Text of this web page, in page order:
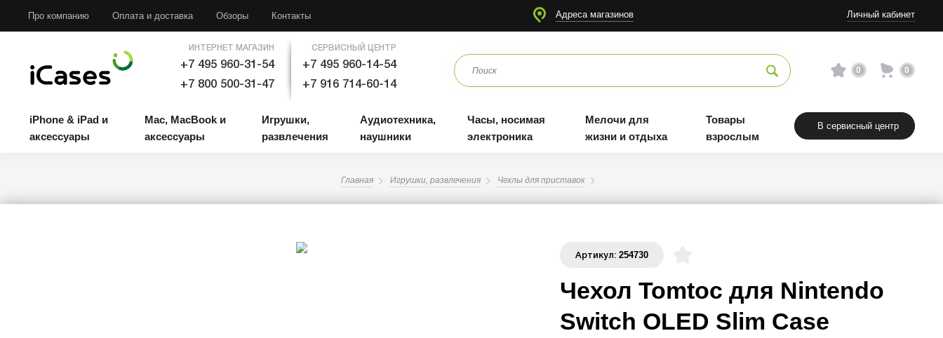
Про компанию Оплата и доставка Обзоры Контакты Адреса магазинов Личный кабинет
ИНТЕРНЕТ МАГАЗИН
+7 495 960-31-54
+7 800 500-31-47
СЕРВИСНЫЙ ЦЕНТР
+7 495 960-14-54
+7 916 714-60-14
0 0
iPhone & iPad и
аксессуары
Mac, MacBook и
аксессуары
Игрушки,
развлечения
Аудиотехника,
наушники
Часы, носимая
электроника
Мелочи для
жизни и отдыха
Товары
взрослым
В сервисный центр
Главная Игрушки, развлечения Чехлы для приставок
Артикул:254730
Чехол Tomtoc для Nintendo
Switch OLED Slim Case